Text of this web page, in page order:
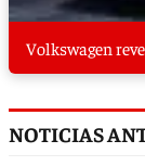
Volkswagen
NOTICIAS